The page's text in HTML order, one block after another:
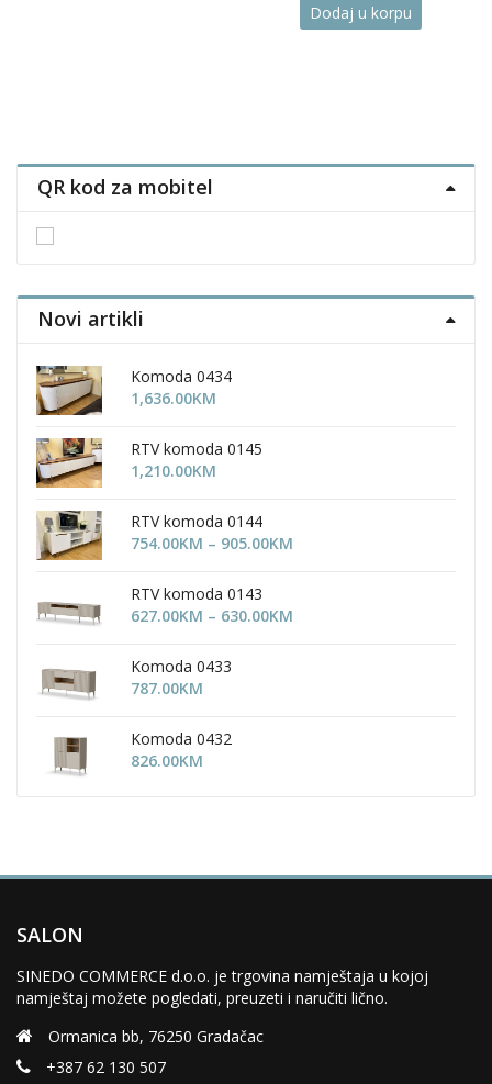
Dodaj u korpu
QR kod za mobitel
Novi artikli
Komoda 0434
1,636.00KM
RTV komoda 0145
1,210.00KM
RTV komoda 0144
754.00KM – 905.00KM
RTV komoda 0143
627.00KM – 630.00KM
Komoda 0433
787.00KM
Komoda 0432
826.00KM
SALON
SINEDO COMMERCE d.o.o. je trgovina namještaja u kojoj
namještaj možete pogledati, preuzeti i naručiti lično.
Ormanica bb, 76250 Gradačac
+387 62 130 507